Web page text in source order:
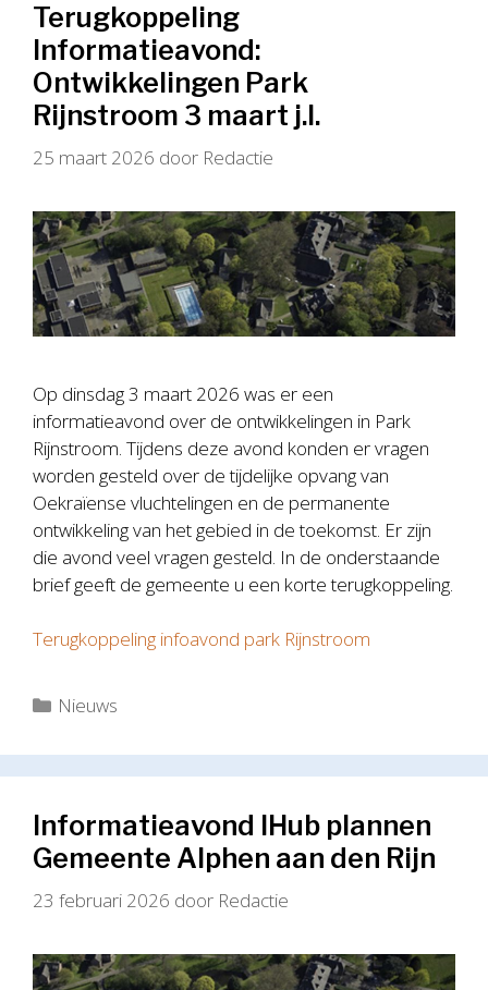
Terugkoppeling
Informatieavond:
Ontwikkelingen Park
Rijnstroom 3 maart j.l.
25 maart 2026 door Redactie
Op dinsdag 3 maart 2026 was er een
informatieavond over de ontwikkelingen in Park
Rijnstroom. Tijdens deze avond konden er vragen
worden gesteld over de tijdelijke opvang van
Oekraïense vluchtelingen en de permanente
ontwikkeling van het gebied in de toekomst. Er zijn
die avond veel vragen gesteld. In de onderstaande
brief geeft de gemeente u een korte terugkoppeling.
Terugkoppeling infoavond park Rijnstroom
Categorieën
Nieuws
Informatieavond IHub plannen
Gemeente Alphen aan den Rijn
23 februari 2026 door Redactie